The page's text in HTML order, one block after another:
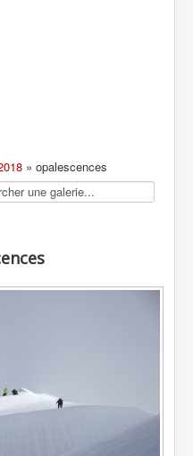
» opalescences